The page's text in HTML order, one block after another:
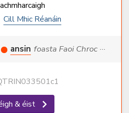
Cill Mhic Réanáin
ansin foasta Faoi Chroc ···
& éist